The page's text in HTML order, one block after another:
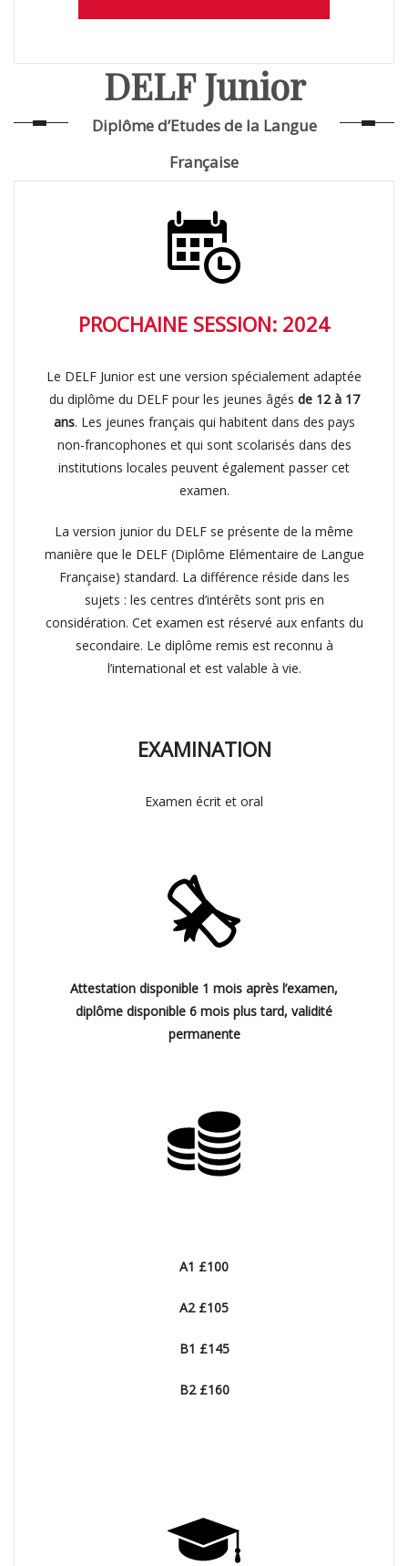
DELF Junior
Diplôme d’Etudes de la Langue
Française
PROCHAINE SESSION: 2024
Le DELF Junior est une version spécialement adaptée
du diplôme du DELF pour les jeunes âgés de 12 à 17
ans. Les jeunes français qui habitent dans des pays
non-francophones et qui sont scolarisés dans des
institutions locales peuvent également passer cet
examen.
La version junior du DELF se présente de la même
manière que le DELF (Diplôme Elémentaire de Langue
Française) standard. La différence réside dans les
sujets : les centres d’intérêts sont pris en
considération. Cet examen est réservé aux enfants du
secondaire. Le diplôme remis est reconnu à
l’international et est valable à vie.
EXAMINATION
Examen écrit et oral
Attestation disponible 1 mois après l’examen,
diplôme disponible 6 mois plus tard, validité
permanente
A1 £100
A2 £105
B1 £145
B2 £160